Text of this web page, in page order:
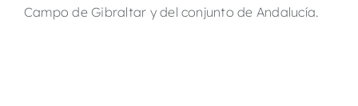
Campo de Gibraltar y del conjunto de Andalucía.